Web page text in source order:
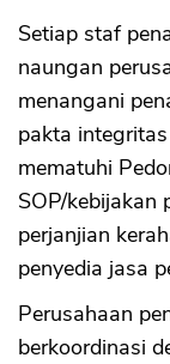
Setiap staf
naungan
menangani
pakta
mematuhi
SOP/kebijakan
perjanjian
penyedia jasa
Perusahaan
berkoordinasi